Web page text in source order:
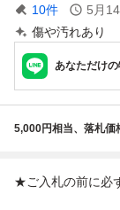
10件 5月
傷や汚れあり
あなただけ
5,000円相当、落札価
★ご入札の前に必